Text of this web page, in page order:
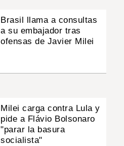
Brasil llama a consultas
a su embajador tras
ofensas de Javier Milei
Milei carga contra Lula y
pide a Flávio Bolsonaro
"parar la basura
socialista"